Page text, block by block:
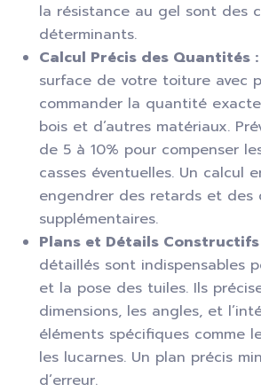
la résistance au gel sont des
déterminants.
Calcul Précis des Quantités :
surface de votre toiture avec
commander la quantité
bois et d’autres matériaux.
de 5 à 10% pour compenser
casses éventuelles. Un calcul
engendrer des retards et des
supplémentaires.
Plans et Détails
détaillés sont indispensables
et la pose des tuiles. Ils
dimensions, les angles, et
éléments spécifiques comme
les lucarnes. Un plan précis
d’erreur.